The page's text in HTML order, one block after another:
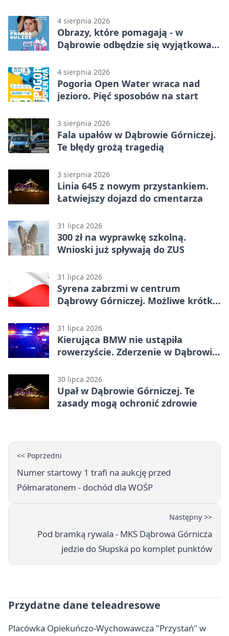
4 sierpnia 2026
Obrazy, które pomagają - w
Dąbrowie odbędzie się wyjątkowa
4 sierpnia 2026
Pogoria Open Water wraca nad
jezioro. Pięć sposobów na start
3 sierpnia 2026
Fala upałów w Dąbrowie Górniczej.
Te błędy grożą tragedią
3 sierpnia 2026
Linia 645 z nowym przystankiem.
Łatwiejszy dojazd do cmentarza
31 lipca 2026
300 zł na wyprawkę szkolną.
Wnioski już spływają do ZUS
31 lipca 2026
Syrena zabrzmi w centrum
Dąbrowy Górniczej. Możliwe krótkie
31 lipca 2026
Kierująca BMW nie ustąpiła
rowerzyście. Zderzenie w Dąbrowie
30 lipca 2026
Upał w Dąbrowie Górniczej. Te
zasady mogą ochronić zdrowie
<< Poprzedni
Numer startowy 1 trafi na aukcję przed
Półmaratonem - dochód dla WOŚP
Następny >>
Pod bramką rywala - MKS Dąbrowa Górnicza
jedzie do Słupska po komplet punktów
Przydatne dane teleadresowe
Placówka Opiekuńczo-Wychowawcza "Przystań" w